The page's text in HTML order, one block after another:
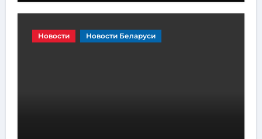
Новости Новости Беларуси